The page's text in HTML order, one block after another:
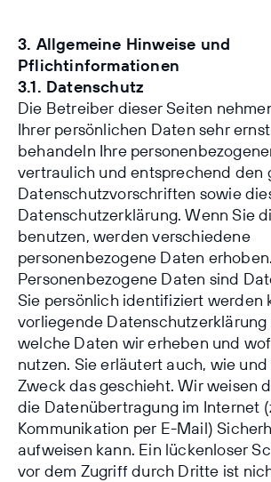
3. Allgemeine Hinweise und
Pflichtinformationen
3.1. Datenschutz
Die Betreiber dieser Seiten
Ihrer persönlichen Daten sehr
behandeln Ihre
vertraulich und entsprechend den
Datenschutzvorschriften sowie
Datenschutzerklärung. Wenn Sie
benutzen, werden verschiedene
personenbezogene Daten erhoben.
Personenbezogene Daten sind
Sie persönlich identifiziert werden
vorliegende Datenschutzerklärung
welche Daten wir erheben und
nutzen. Sie erläutert auch, wie
Zweck das geschieht. Wir weisen
die Datenübertragung im Internet
Kommunikation per E-Mail)
aufweisen kann. Ein lückenloser
vor dem Zugriff durch Dritte ist